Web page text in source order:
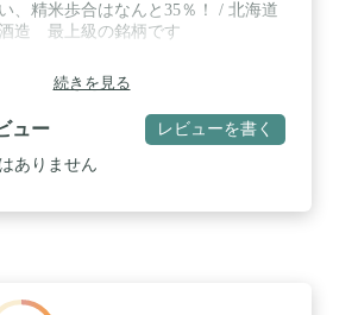
、精米歩合はなんと35％！ / 北海道
造 最上級の銘柄です
続きを見る
ュー レビューを書く
ありません